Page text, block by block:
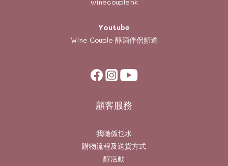
Youtube
Wine Couple 醇酒伴侶頻道
顧客服務
我哋係乜水
購物流程及送貨方式
醇活動